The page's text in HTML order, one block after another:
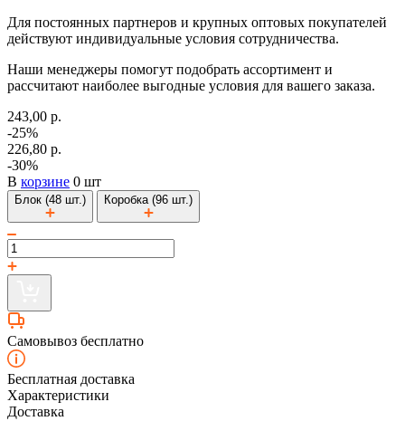
Для постоянных партнеров и крупных оптовых покупателей
действуют индивидуальные условия сотрудничества.
Наши менеджеры помогут подобрать ассортимент и
рассчитают наиболее выгодные условия для вашего заказа.
243,00 р.
-25%
226,80 р.
-30%
В корзине 0 шт
Блок (48 шт.) Коробка (96 шт.)
Самовывоз бесплатно
Бесплатная доставка
Характеристики
Доставка